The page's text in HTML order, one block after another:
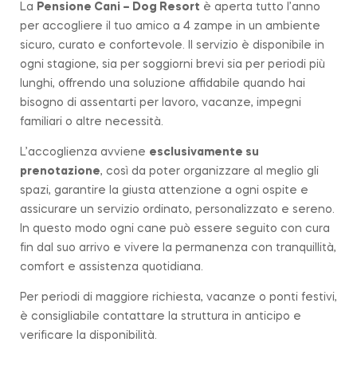
La Pensione Cani – Dog Resort è aperta tutto l’anno
per accogliere il tuo amico a 4 zampe in un ambiente
sicuro, curato e confortevole. Il servizio è disponibile in
ogni stagione, sia per soggiorni brevi sia per periodi più
lunghi, offrendo una soluzione affidabile quando hai
bisogno di assentarti per lavoro, vacanze, impegni
familiari o altre necessità.
L’accoglienza avviene esclusivamente su
prenotazione, così da poter organizzare al meglio gli
spazi, garantire la giusta attenzione a ogni ospite e
assicurare un servizio ordinato, personalizzato e sereno.
In questo modo ogni cane può essere seguito con cura
fin dal suo arrivo e vivere la permanenza con tranquillità,
comfort e assistenza quotidiana.
Per periodi di maggiore richiesta, vacanze o ponti festivi,
è consigliabile contattare la struttura in anticipo e
verificare la disponibilità.